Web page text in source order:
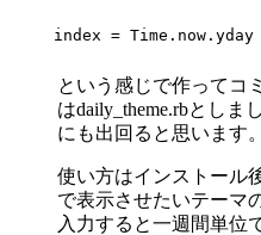
index =
という感じで作ってコ
はdaily_theme.rbとしま
にも出回ると思います。
使い方はインストール
で表示させたいテーマ
入力すると一週間単位